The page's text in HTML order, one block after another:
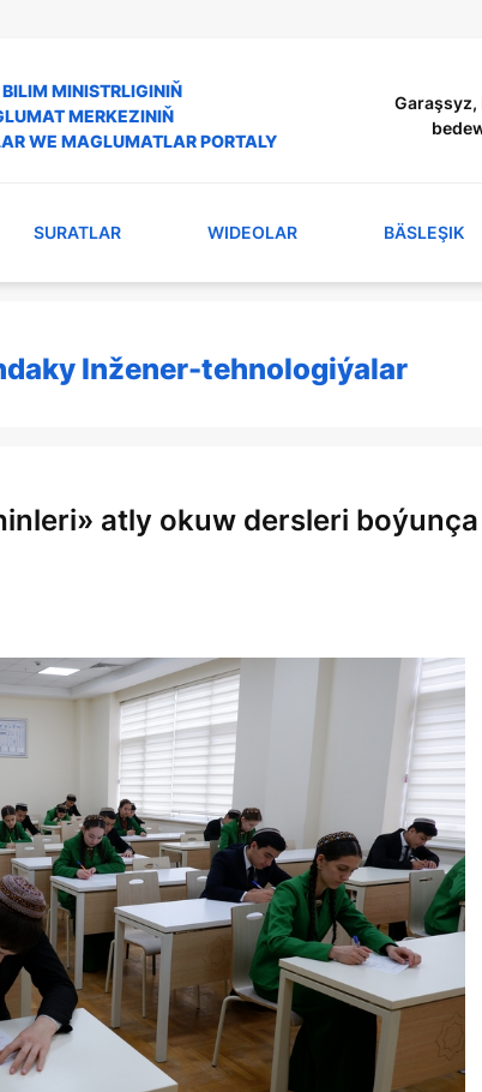
MINISTRLIGINIŇ
MERKEZINIŇ
WE MAGLUMATLAR PORTALY
Garaşsyz,
SURATLAR WIDEOLAR BÄSLEŞIK
Inžener-tehnologiýalar
atly okuw dersleri boýunça